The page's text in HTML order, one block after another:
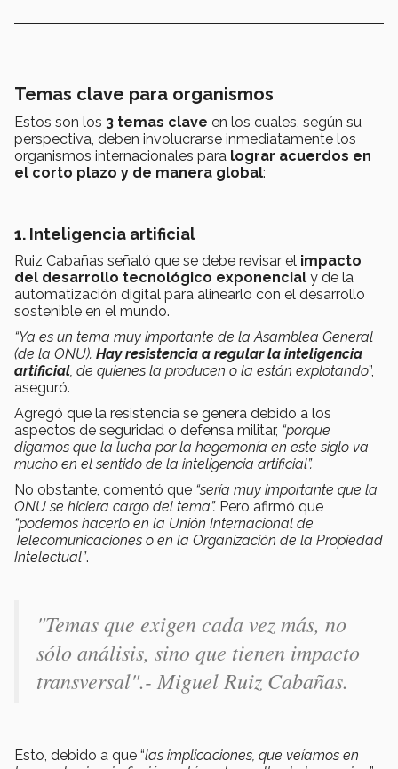
Temas clave para organismos
Estos son los 3 temas clave en los cuales, según su
perspectiva, deben involucrarse inmediatamente los
organismos internacionales para lograr acuerdos en
el corto plazo y de manera global:
1. Inteligencia artificial
Ruiz Cabañas señaló que se debe revisar el impacto
del desarrollo tecnológico exponencial y de la
automatización digital para alinearlo con el desarrollo
sostenible en el mundo.
“Ya es un tema muy importante de la Asamblea General
(de la ONU). Hay resistencia a regular la inteligencia
artificial, de quienes la producen o la están explotando”,
aseguró.
Agregó que la resistencia se genera debido a los
aspectos de seguridad o defensa militar, “porque
digamos que la lucha por la hegemonía en este siglo va
mucho en el sentido de la inteligencia artificial”.
No obstante, comentó que “sería muy importante que la
ONU se hiciera cargo del tema”. Pero afirmó que
“podemos hacerlo en la Unión Internacional de
Telecomunicaciones o en la Organización de la Propiedad
Intelectual”.
"Temas que exigen cada vez más, no
sólo análisis, sino que tienen impacto
transversal".- Miguel Ruiz Cabañas.
Esto, debido a que “las implicaciones, que veíamos en